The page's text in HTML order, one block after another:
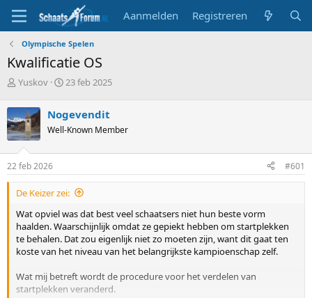
Aanmelden Registreren
Olympische Spelen
Kwalificatie OS
T
p
i
c
s
t
a
r
t
r
Yuskov
S
r
t
a
u
m
23 feb 2025
Nogevendit
Well-Known Member
22 feb 2026 #601
De Keizer zei:
Wat opviel was dat best veel schaatsers niet hun beste vorm
haalden. Waarschijnlijk omdat ze gepiekt hebben om startplekken
te behalen. Dat zou eigenlijk niet zo moeten zijn, want dit gaat ten
koste van het niveau van het belangrijkste kampioenschap zelf.
Wat mij betreft wordt de procedure voor het verdelen van
startplekken veranderd.